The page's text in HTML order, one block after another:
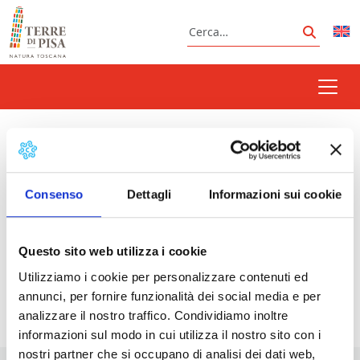
Consenso Dettagli Informazioni sui cookie
Questo sito web utilizza i cookie
Utilizziamo i cookie per personalizzare contenuti ed
annunci, per fornire funzionalità dei social media e per
analizzare il nostro traffico. Condividiamo inoltre
informazioni sul modo in cui utilizza il nostro sito con i
nostri partner che si occupano di analisi dei dati web,
Vai al contenuto
Cerca
Cerca
La Notte dei Ricercatori in
Toscana
Prossimi eventi
<li>Non ci sono eventi con questo tag</li>